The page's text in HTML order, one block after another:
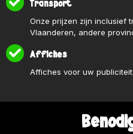
Transport
Onze prijzen zijn inclusief
Vlaanderen, andere
Affiches
Affiches voor uw publiciteit.